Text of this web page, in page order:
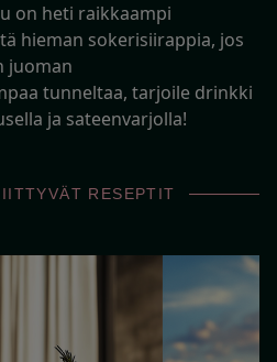
on heti raikkaampi
hieman sokerisiirappia, jos
juoman
tunneltaa, tarjoile drinkki
ja sateenvarjolla!
RESEPTIT